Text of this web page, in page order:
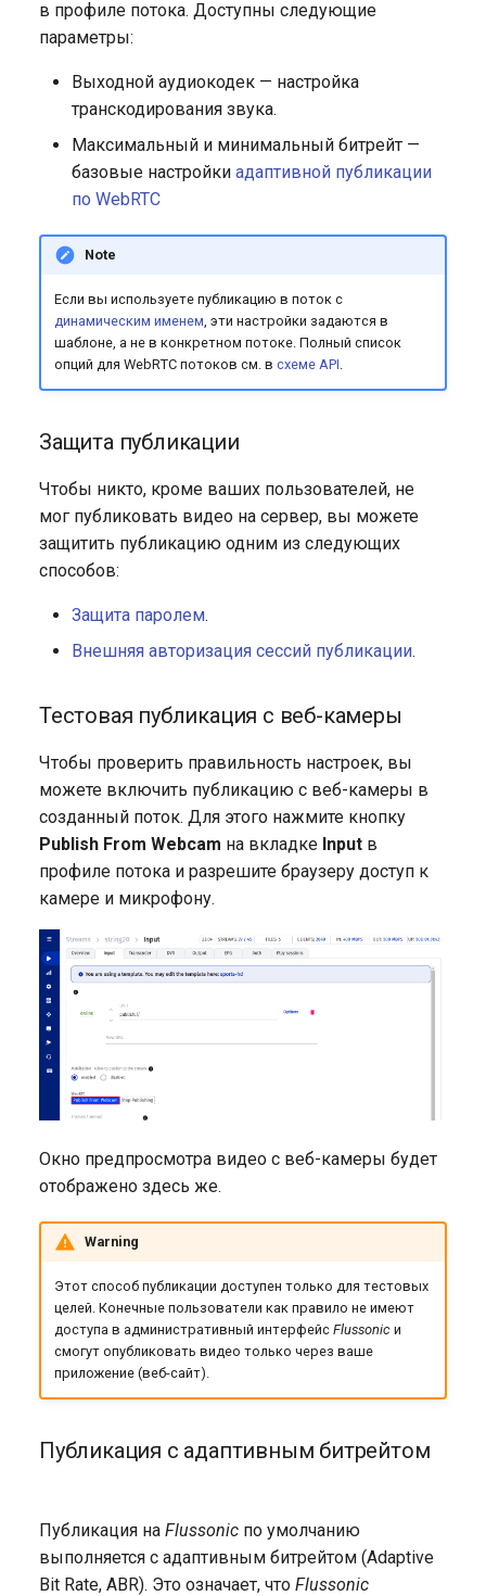
в профиле потока. Доступны следующие
параметры:
Выходной аудиокодек — настройка
транскодирования звука.
Максимальный и минимальный битрейт —
базовые настройки адаптивной публикации
по WebRTC
Note
Если вы используете публикацию в поток с
динамическим именем, эти настройки задаются в
шаблоне, а не в конкретном потоке. Полный список
опций для WebRTC потоков см. в схеме API.
Защита публикации
Чтобы никто, кроме ваших пользователей, не
мог публиковать видео на сервер, вы можете
защитить публикацию одним из следующих
способов:
Защита паролем.
Внешняя авторизация сессий публикации.
Тестовая публикация с веб-камеры
Чтобы проверить правильность настроек, вы
можете включить публикацию с веб-камеры в
созданный поток. Для этого нажмите кнопку
Publish From Webcam на вкладке Input в
профиле потока и разрешите браузеру доступ к
камере и микрофону.
Окно предпросмотра видео с веб-камеры будет
отображено здесь же.
Warning
Этот способ публикации доступен только для тестовых
целей. Конечные пользователи как правило не имеют
доступа в административный интерфейс Flussonic и
смогут опубликовать видео только через ваше
приложение (веб-сайт).
Публикация с адаптивным битрейтом
Публикация на Flussonic по умолчанию
выполняется с адаптивным битрейтом (Adaptive
Bit Rate, ABR). Это означает, что Flussonic